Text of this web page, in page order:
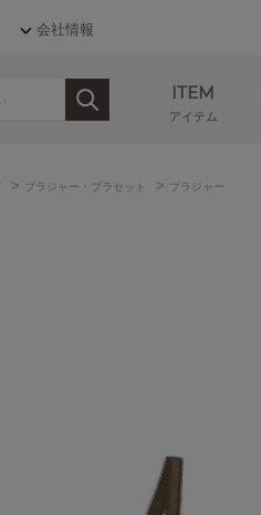
会社情報
ITEM
アイテム
> ブラジャー・ブラセット > ブラジャー